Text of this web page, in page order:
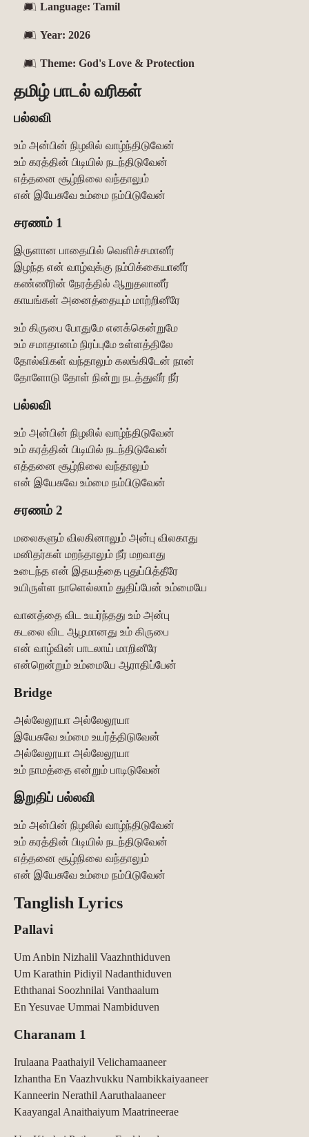
Language: Tamil
Year: 2026
Theme: God's Love & Protection
தமிழ் பாடல் வரிகள்
பல்லவி
உம் அன்பின் நிழலில் வாழ்ந்திடுவேன்
உம் கரத்தின் பிடியில் நடந்திடுவேன்
எத்தனை சூழ்நிலை வந்தாலும்
என் இயேசுவே உம்மை நம்பிடுவேன்
சரணம் 1
இருளான பாதையில் வெளிச்சமானீர்
இழந்த என் வாழ்வுக்கு நம்பிக்கையானீர்
கண்ணீரின் நேரத்தில் ஆறுதலானீர்
காயங்கள் அனைத்தையும் மாற்றினீரே
உம் கிருபை போதுமே எனக்கென்றுமே
உம் சமாதானம் நிரப்புமே உள்ளத்திலே
தோல்விகள் வந்தாலும் கலங்கிடேன் நான்
தோளோடு தோள் நின்று நடத்துவீர் நீர்
பல்லவி
உம் அன்பின் நிழலில் வாழ்ந்திடுவேன்
உம் கரத்தின் பிடியில் நடந்திடுவேன்
எத்தனை சூழ்நிலை வந்தாலும்
என் இயேசுவே உம்மை நம்பிடுவேன்
சரணம் 2
மலைகளும் விலகினாலும் அன்பு விலகாது
மனிதர்கள் மறந்தாலும் நீர் மறவாது
உடைந்த என் இதயத்தை புதுப்பித்தீரே
உயிருள்ள நாளெல்லாம் துதிப்பேன் உம்மையே
வானத்தை விட உயர்ந்தது உம் அன்பு
கடலை விட ஆழமானது உம் கிருபை
என் வாழ்வின் பாடலாய் மாறினீரே
என்றென்றும் உம்மையே ஆராதிப்பேன்
Bridge
அல்லேலூயா அல்லேலூயா
இயேசுவே உம்மை உயர்த்திடுவேன்
அல்லேலூயா அல்லேலூயா
உம் நாமத்தை என்றும் பாடிடுவேன்
இறுதிப் பல்லவி
உம் அன்பின் நிழலில் வாழ்ந்திடுவேன்
உம் கரத்தின் பிடியில் நடந்திடுவேன்
எத்தனை சூழ்நிலை வந்தாலும்
என் இயேசுவே உம்மை நம்பிடுவேன்
Tanglish Lyrics
Pallavi
Um Anbin Nizhalil Vaazhnthiduven
Um Karathin Pidiyil Nadanthiduven
Eththanai Soozhnilai Vanthaalum
En Yesuvae Ummai Nambiduven
Charanam 1
Irulaana Paathaiyil Velichamaaneer
Izhantha En Vaazhvukku Nambikkaiyaaneer
Kanneerin Nerathil Aaruthalaaneer
Kaayangal Anaithaiyum Maatrineerae